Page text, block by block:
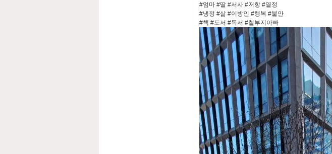
#엄마 #딸 #서사 #저항 #열정
#냉정 #삶 #이방인 #행복 #불안
#책 #도서 #독서 #철부지아빠